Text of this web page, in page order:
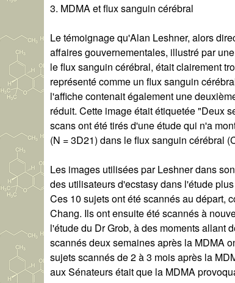
3. MDMA et flux sanguin cérébral
Le témoignage qu'Alan Leshner, alors
affaires gouvernementales, illustré par
le flux sanguin cérébral, était clairement
représenté comme un flux sanguin
l'affiche contenait également une
réduit. Cette image était étiquetée "Deux
scans ont été tirés d'une étude qui n'a
(N = 3D21) dans le flux sanguin cérébral
Les images utilisées par Leshner dans
des utilisateurs d'ecstasy dans l'étude
Ces 10 sujets ont été scannés au départ,
Chang. Ils ont ensuite été scannés à
l'étude du Dr Grob, à des moments allant
scannés deux semaines après la MDMA
sujets scannés de 2 à 3 mois après la
aux Sénateurs était que la MDMA